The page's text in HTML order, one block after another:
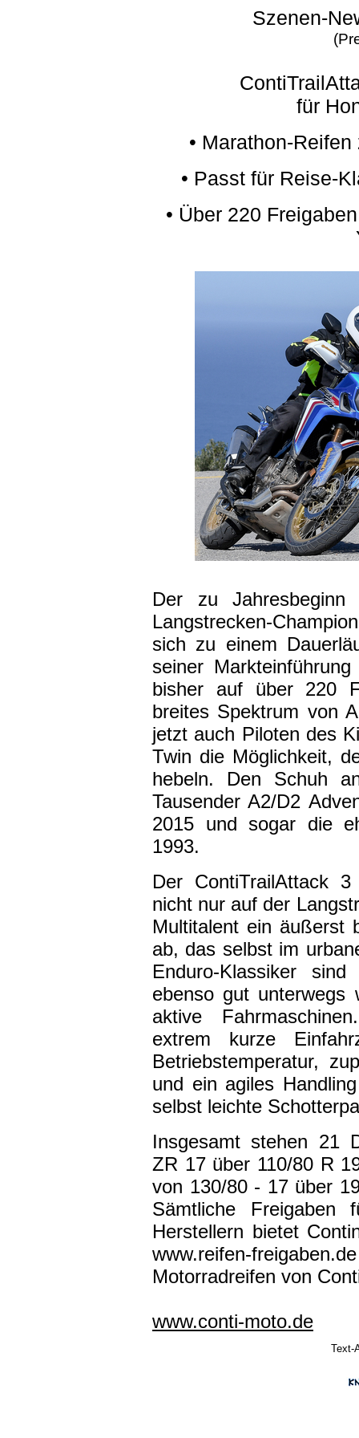
Szenen-
für
• Marathon-
• Passt für Reise-
• Über 220
Der zu
Langstrecken-
sich zu einem
seiner
bisher auf über 220
breites Spektrum von
jetzt auch Piloten des
Twin die Möglichkeit,
hebeln. Den Schuh
Tausender A2/D2
2015 und sogar die
1993.
Der ContiTrailAttack
nicht nur auf der
Multitalent ein äußerst
ab, das selbst im
Enduro-Klassiker
ebenso gut unterwegs
aktive
extrem kurze
Betriebstemperatur,
und ein agiles
selbst leichte
Insgesamt stehen 21
ZR 17 über 110/80 R
von 130/80 - 17 über
Sämtliche
Herstellern bietet
www.reifen-
Motorradreifen von
www.conti-moto.de
Text-